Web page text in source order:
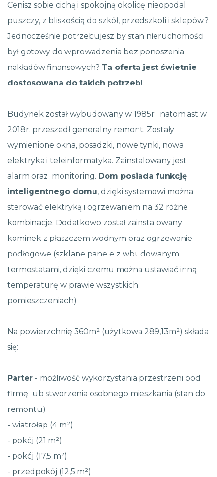
Cenisz sobie cichą i spokojną okolicę nieopodal
puszczy, z bliskością do szkół, przedszkoli i sklepów?
Jednocześnie potrzebujesz by stan nieruchomości
był gotowy do wprowadzenia bez ponoszenia
nakładów finansowych? Ta oferta jest świetnie
dostosowana do takich potrzeb!
Budynek został wybudowany w 1985r. natomiast w
2018r. przeszedł generalny remont. Zostały
wymienione okna, posadzki, nowe tynki, nowa
elektryka i teleinformatyka. Zainstalowany jest
alarm oraz monitoring. Dom posiada funkcję
inteligentnego domu, dzięki systemowi można
sterować elektryką i ogrzewaniem na 32 różne
kombinacje. Dodatkowo został zainstalowany
kominek z płaszczem wodnym oraz ogrzewanie
podłogowe (szklane panele z wbudowanym
termostatami, dzięki czemu można ustawiać inną
temperaturę w prawie wszystkich
pomieszczeniach).
Na powierzchnię 360m² (użytkowa 289,13m²) składa
się:
Parter - możliwość wykorzystania przestrzeni pod
firmę lub stworzenia osobnego mieszkania (stan do
remontu)
- wiatrołap (4 m²)
- pokój (21 m²)
- pokój (17,5 m²)
- przedpokój (12,5 m²)